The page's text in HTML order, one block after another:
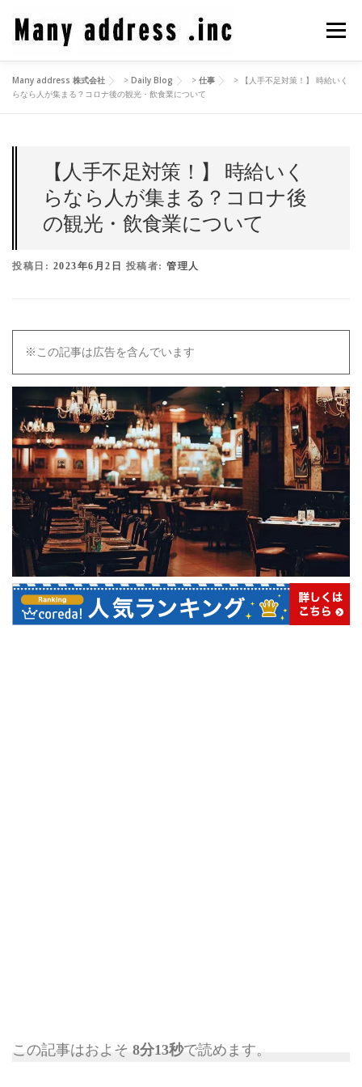
ン
メニュ
COMPANY PROFILE CEO BLOG
Many address 株式会社 > Daily Blog > 仕事 >
【人手不足対策！】 時給いく
らなら人が集まる？コロナ後の観光・飲食業について
【人手不足対策！】 時給いく
らなら人が集まる？コロナ後
の観光・飲食業について
投稿日: 2023年6月2日 投稿者: 管理人
※この記事は広告を含んでいます
この記事はおよそ 8分13秒で読めます。